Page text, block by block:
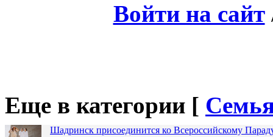
Войти на сайт
Еще в категории [
Шадринск присоединится ко Всероссийскому